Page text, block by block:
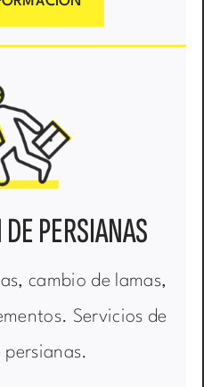
PERSIANAS
cambio de lamas,
Servicios de